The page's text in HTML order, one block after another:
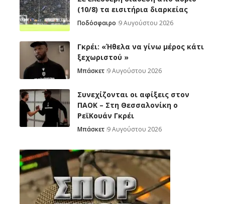
(10/8) τα εισιτήρια διαρκείας
Ποδόσφαιρο 9 Αυγούστου 2026
Γκρέι: «Ήθελα να γίνω μέρος κάτι
ξεχωριστού »
Μπάσκετ 9 Αυγούστου 2026
Συνεχίζονται οι αφίξεις στον
ΠΑΟΚ – Στη Θεσσαλονίκη ο
ΡεϊΚουάν Γκρέι
Μπάσκετ 9 Αυγούστου 2026